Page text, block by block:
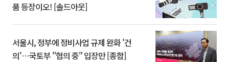
품 등장이오! [솔드아웃]
서울시, 정부에 정비사업 규제 완화 '건
의'⋯국토부 "협의 중" 입장만 [종합]